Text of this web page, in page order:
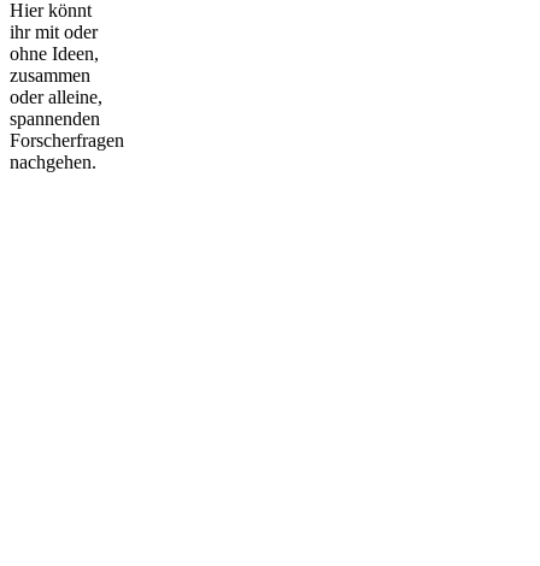
Hier könnt
ihr mit oder
ohne Ideen,
zusammen
oder alleine,
spannenden
Forscherfragen
nachgehen.